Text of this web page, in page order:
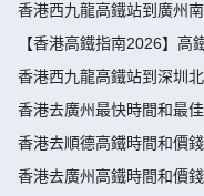
香港西九龍高鐵站到廣州
【香港高鐵指南2026】高
香港西九龍高鐵站到深圳
香港去廣州最快時間和最
香港去順德高鐵時間和價錢
香港去廣州高鐵時間和價錢